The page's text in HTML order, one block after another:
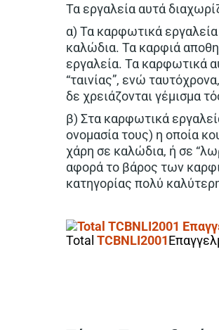
Τα εργαλεία αυτά
α) Τα καρφωτικά εργαλεία
καλώδια. Τα καρφιά
εργαλεία. Τα καρφωτικά
“ταινίας”, ενώ
δε χρειάζονται γέμισμα
β) Στα καρφωτικά
ονομασία τους) η οποία
χάρη σε καλώδια, ή σε
αφορά το βάρος των
κατηγορίας πολύ
TotalTCBNLI2001